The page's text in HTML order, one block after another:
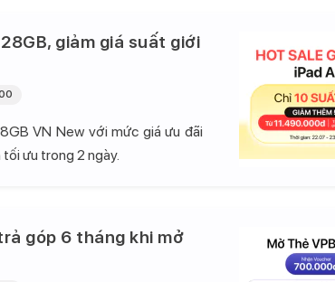
giảm giá suất giới
VN New với mức giá ưu đãi
ưu trong 2 ngày.
góp 6 tháng khi mở